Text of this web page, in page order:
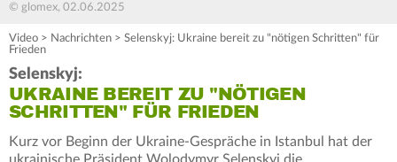
© glomex, 02.06.2025
Video > Nachrichten > Selenskyj: Ukraine bereit zu "nötigen Schritten" für
Frieden
Selenskyj:
UKRAINE BEREIT ZU "NÖTIGEN
SCHRITTEN" FÜR FRIEDEN
Kurz vor Beginn der Ukraine-Gespräche in Istanbul hat der